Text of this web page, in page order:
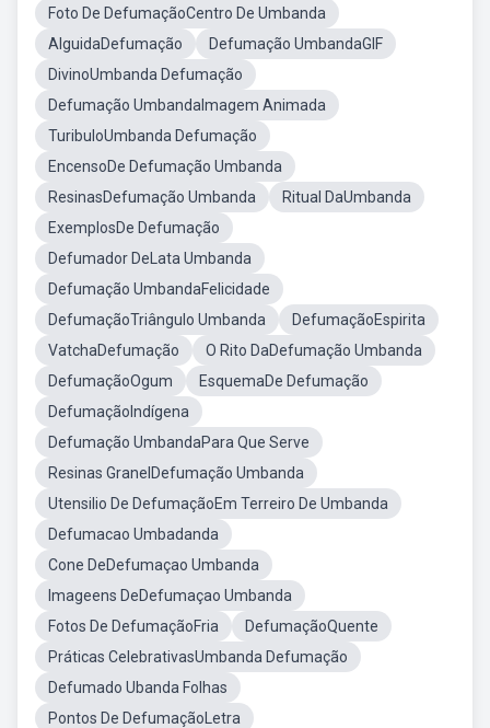
Foto De DefumaçãoCentro De Umbanda
AlguidaDefumação
Defumação UmbandaGIF
DivinoUmbanda Defumação
Defumação UmbandaImagem Animada
TuribuloUmbanda Defumação
EncensoDe Defumação Umbanda
ResinasDefumação Umbanda
Ritual DaUmbanda
ExemplosDe Defumação
Defumador DeLata Umbanda
Defumação UmbandaFelicidade
DefumaçãoTriângulo Umbanda
DefumaçãoEspirita
VatchaDefumação
O Rito DaDefumação Umbanda
DefumaçãoOgum
EsquemaDe Defumação
DefumaçãoIndígena
Defumação UmbandaPara Que Serve
Resinas GranelDefumação Umbanda
Utensilio De DefumaçãoEm Terreiro De Umbanda
Defumacao Umbadanda
Cone DeDefumaçao Umbanda
Imageens DeDefumaçao Umbanda
Fotos De DefumaçãoFria
DefumaçãoQuente
Práticas CelebrativasUmbanda Defumação
Defumado Ubanda Folhas
Pontos De DefumaçãoLetra